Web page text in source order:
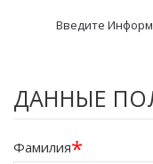
Введите
ДАННЫЕ
Фамилия*